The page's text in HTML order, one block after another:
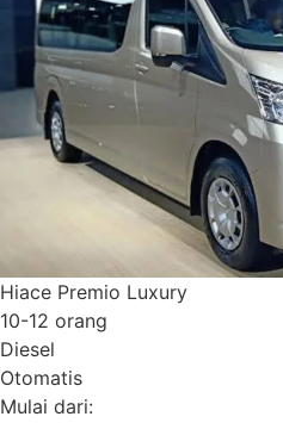
Hiace Premio Luxury
10-12 orang
Diesel
Otomatis
Mulai dari: